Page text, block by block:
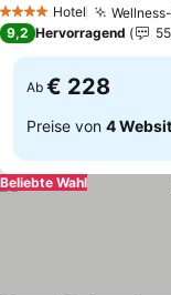
4 Sterne Hotel
9,2 Hervorragend
Ab € 228
Preise von 4
Beliebte Wahl